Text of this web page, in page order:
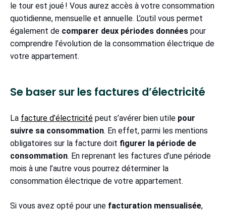
le tour est joué ! Vous aurez accès à votre consommation
quotidienne, mensuelle et annuelle. L’outil vous permet
également de comparer deux périodes données pour
comprendre l’évolution de la consommation électrique de
votre appartement.
Se baser sur les factures d’électricité
La facture d’électricité peut s’avérer bien utile pour
suivre sa consommation. En effet, parmi les mentions
obligatoires sur la facture doit figurer la période de
consommation. En reprenant les factures d’une période
mois à une l’autre vous pourrez déterminer la
consommation électrique de votre appartement.
Si vous avez opté pour une facturation mensualisée,